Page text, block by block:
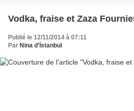
Vodka, fraise et Zaza
Publié le 12/11/2014 à 07:11
Par Nina d'İstanbul